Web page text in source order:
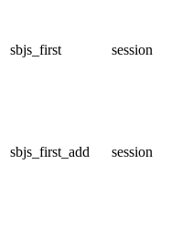
sbjs_first session
sbjs_first_add session